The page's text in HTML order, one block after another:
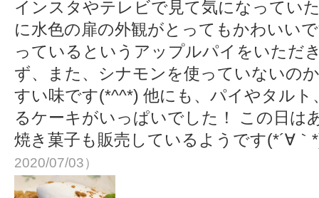
インスタやテレビで見て気になってい
に水色の扉の外観がとってもかわいい
っているというアップルパイをいただ
ず、また、シナモンを使っていないの
すい味です(*^^*) 他にも、パイやタル
るケーキがいっぱいでした！ この日は
焼き菓子も販売しているようです(*´∀
2020/07/03）